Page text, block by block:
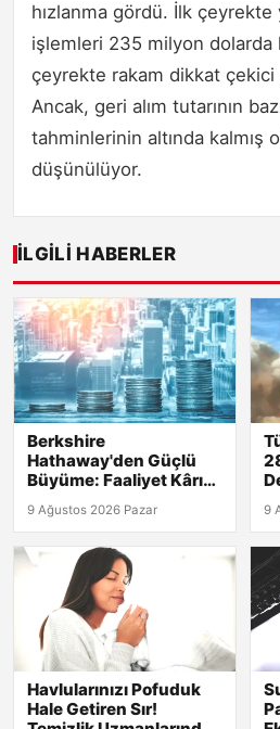
hızlanma gördü. İlk çeyrekte
işlemleri 235 milyon dolarda
çeyrekte rakam dikkat
Ancak, geri alım tutarının
tahminlerinin altında kalmış
düşünülüyor.
İLGILI HABERLER
Berkshire
Hathaway'den Güçlü
Büyüme: Faaliyet Kârı
Gösterdi!
9 Ağustos 2026 Pazar 9
Havlularınızı Pofuduk
Hale Getiren Sır!